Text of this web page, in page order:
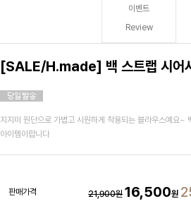
이벤트
Review
[SALE/H.made] 백 스트랩 시어
지지미 원단으로 가볍고 시원하게 착용되는 블라우스예요~
아이템이랍니다
판매가격 21,900원 16,500원